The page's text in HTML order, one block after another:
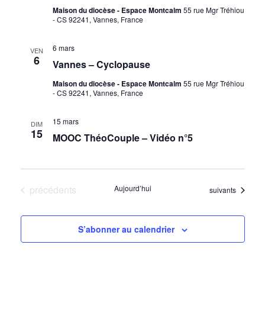
Maison du diocèse - Espace Montcalm 55 rue Mgr Tréhiou
- CS 92241, Vannes, France
VEN
6 Vannes – Cyclopause
6 mars
Maison du diocèse - Espace Montcalm 55 rue Mgr Tréhiou
- CS 92241, Vannes, France
DIM
15 MOOC ThéoCouple – Vidéo n°5
15 mars
Évènements
précédents Aujourd’hui Évènements
suivants
S’abonner au calendrier